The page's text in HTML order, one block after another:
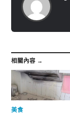
相關內容 →
美食